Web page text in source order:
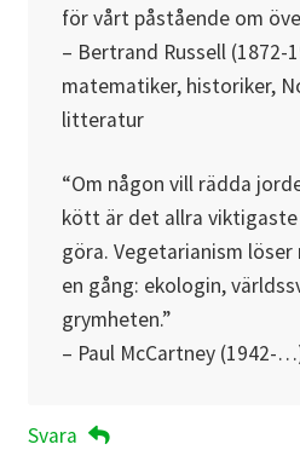
för vårt påstående om
– Bertrand Russell (1872-
matematiker, historiker,
litteratur
“Om någon vill rädda
kött är det allra viktigaste
göra. Vegetarianism löser
en gång: ekologin,
grymheten.”
– Paul McCartney (1942-
Svara